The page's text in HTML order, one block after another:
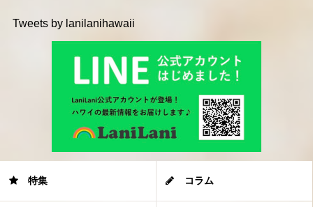
Tweets by lanilanihawaii
特集 コラム